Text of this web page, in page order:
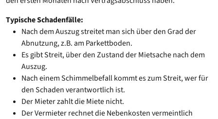
Typische Schadenfälle:
Nach dem Auszug streitet man sich über den Grad der
Abnutzung, z.B. am Parkettboden.
Es gibt Streit, über den Zustand der Mietsache nach dem
Auszug.
Nach einem Schimmelbefall kommt es zum Streit, wer für
den Schaden verantwortlich ist.
Der Mieter zahlt die Miete nicht.
Der Vermieter rechnet die Nebenkosten vermeintlich